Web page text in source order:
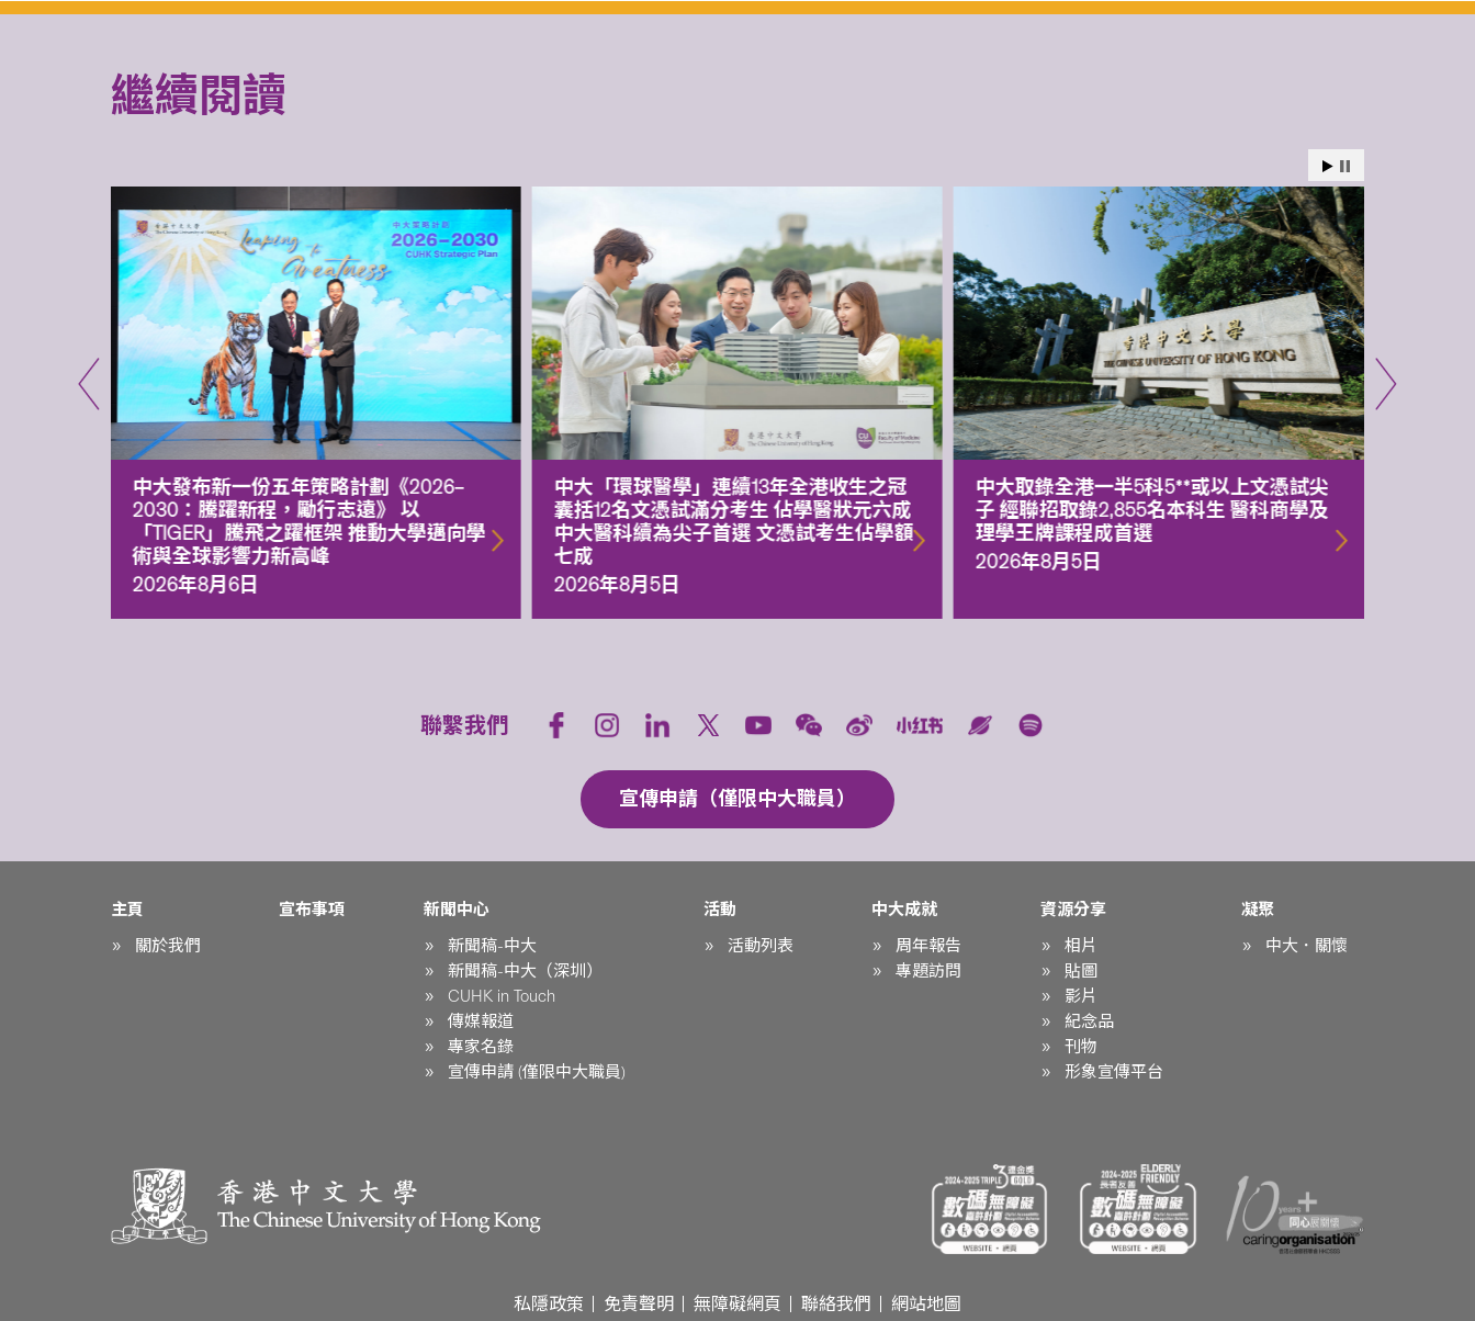
繼續閱讀
中大發布新一份五年策略計劃《2026‒
2030：騰躍新程，勵行志遠》 以
「TIGER」騰飛之躍框架 推動大學邁向學
術與全球影響力新高峰
2026年8月6日
中大「環球醫學」連續13年全港收生之冠
囊括12名文憑試滿分考生 佔學醫狀元六成
中大醫科續為尖子首選 文憑試考生佔學額
七成
2026年8月5日
中大取錄全港一半5科5**或以上文憑試尖
子 經聯招取錄2,855名本科生 醫科商學及
理學王牌課程成首選
2026年8月5日
聯繫我們
宣傳申請（僅限中大職員）
主頁
關於我們
宣布事項
新聞中心
新聞稿-中大
新聞稿-中大（深圳）
CUHK in Touch
傳媒報道
專家名錄
宣傳申請 (僅限中大職員)
活動
活動列表
中大成就
周年報告
專題訪問
資源分享
相片
貼圖
影片
紀念品
刊物
形象宣傳平台
凝聚
中大．關懷
私隱政策 免責聲明 無障礙網頁 聯絡我們 網站地圖